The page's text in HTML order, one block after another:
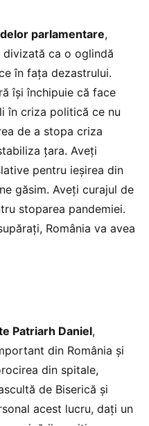
parlamentare,
divizată ca o oglindă
în fața dezastrului.
își închipuie că face
în criza politică ce nu
de a stopa criza
țara. Aveți
pentru ieșirea din
găsim. Aveți curajul de
stoparea pandemiei.
România va avea
Patriarh Daniel,
din România și
din spitale,
de Biserică și
acest lucru, dați un